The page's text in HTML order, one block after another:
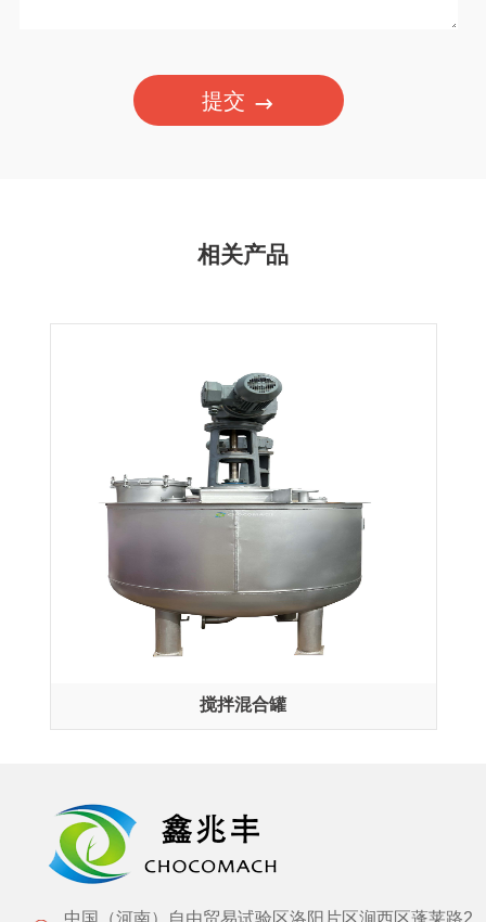
提交
相关产品
搅拌混合罐